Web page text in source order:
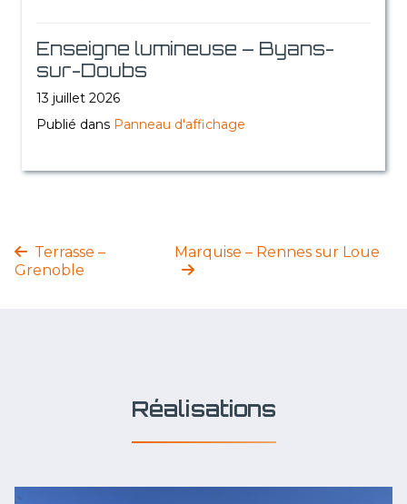
Enseigne lumineuse – Byans-
sur-Doubs
13 juillet 2026
Publié dans Panneau d'affichage
Terrasse –
Grenoble
Marquise – Rennes sur Loue
Réalisations